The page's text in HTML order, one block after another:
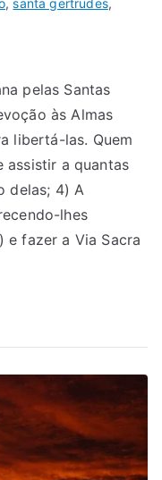
,santa gertrudes,
pelas Santas
às Almas
libertá-las. Quem
assistir a quantas
delas; 4) A
lhes
e fazer a Via Sacra